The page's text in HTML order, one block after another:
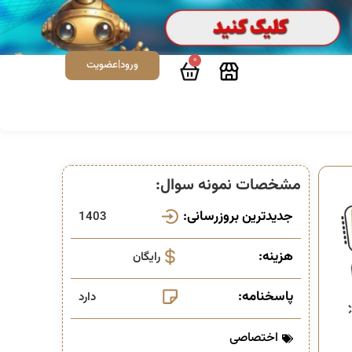
0 ورود|عضویت
مشخصات نمونه سوال:
جدیدترین بروزرسانی: 1403
هزینه: رایگان
پاسخنامه: دارد
اختصاصی